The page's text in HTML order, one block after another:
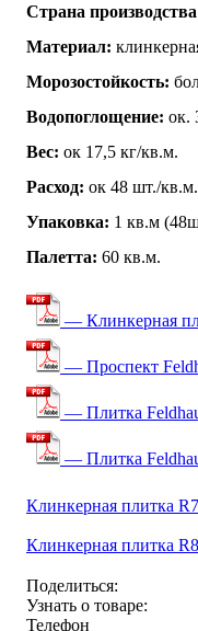
Страна
Материал:
Морозостойкость:
Водопоглощение: ок.
Вес: ок 17,5 кг/кв.м.
Расход: ок 48 шт./кв.м.
Упаковка: 1 кв.м
Палетта: 60 кв.м.
— Клинкерная
— Проспект
— Плитка
— Плитка
Клинкерная плитка
Клинкерная плитка
Поделиться:
Узнать о товаре:
Телефон